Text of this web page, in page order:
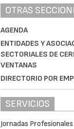
OTRAS
AGENDA
ENTIDADES Y
SECTORIALES DE
VENTANAS
DIRECTORIO POR
SERVICIOS
Jornadas Profesionales